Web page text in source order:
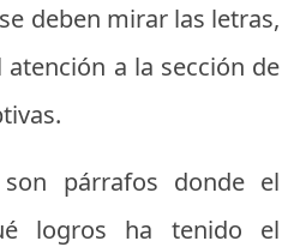
deben mirar las letras,
a la sección de
son párrafos donde el
logros ha tenido el